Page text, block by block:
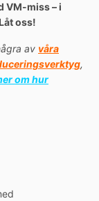
VM-miss – i
oss!
av våra
,
om hur